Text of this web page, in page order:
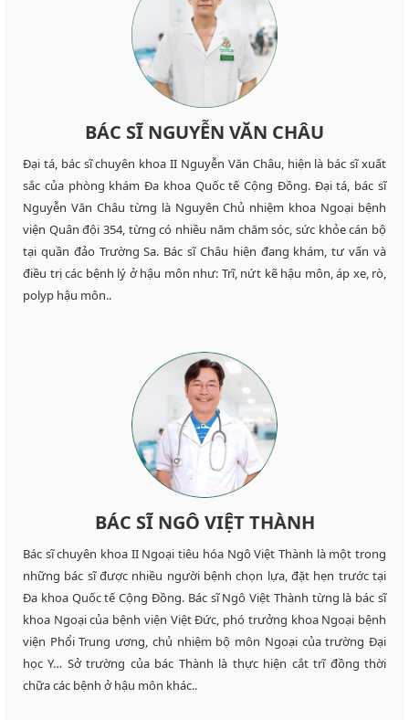
BÁC SĨ NGUYỄN VĂN CHÂU
Đại tá, bác sĩ chuyên khoa II Nguyễn Văn Châu, hiện là bác sĩ xuất
sắc của phòng khám Đa khoa Quốc tế Cộng Đồng. Đại tá, bác sĩ
Nguyễn Văn Châu từng là Nguyên Chủ nhiệm khoa Ngoại bệnh
viện Quân đội 354, từng có nhiều năm chăm sóc, sức khỏe cán bộ
tại quần đảo Trường Sa. Bác sĩ Châu hiện đang khám, tư vấn và
điều trị các bệnh lý ở hậu môn như: Trĩ, nứt kẽ hậu môn, áp xe, rò,
polyp hậu môn..
BÁC SĨ NGÔ VIỆT THÀNH
Bác sĩ chuyên khoa II Ngoại tiêu hóa Ngô Việt Thành là một trong
những bác sĩ được nhiều người bệnh chọn lựa, đặt hẹn trước tại
Đa khoa Quốc tế Cộng Đồng. Bác sĩ Ngô Việt Thành từng là bác sĩ
khoa Ngoại của bệnh viện Việt Đức, phó trưởng khoa Ngoại bệnh
viện Phổi Trung ương, chủ nhiệm bộ môn Ngoại của trường Đại
học Y… Sở trường của bác Thành là thực hiện cắt trĩ đồng thời
chữa các bệnh ở hậu môn khác..